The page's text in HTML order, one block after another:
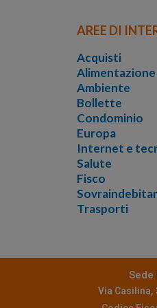
AREE DI
Acquisti
Alimentazione
Ambiente
Bollette
Condominio
Europa
Internet e
Salute
Fisco
Trasporti
Sede
Via Casilina,